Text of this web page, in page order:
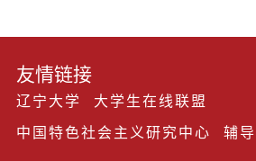
友情链接
辽宁大学 大学生在线联盟
中国特色社会主义研究中心 辅